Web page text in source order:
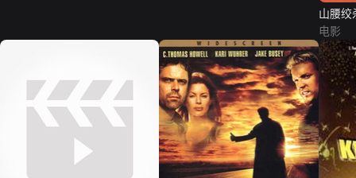
山腰绞
电影